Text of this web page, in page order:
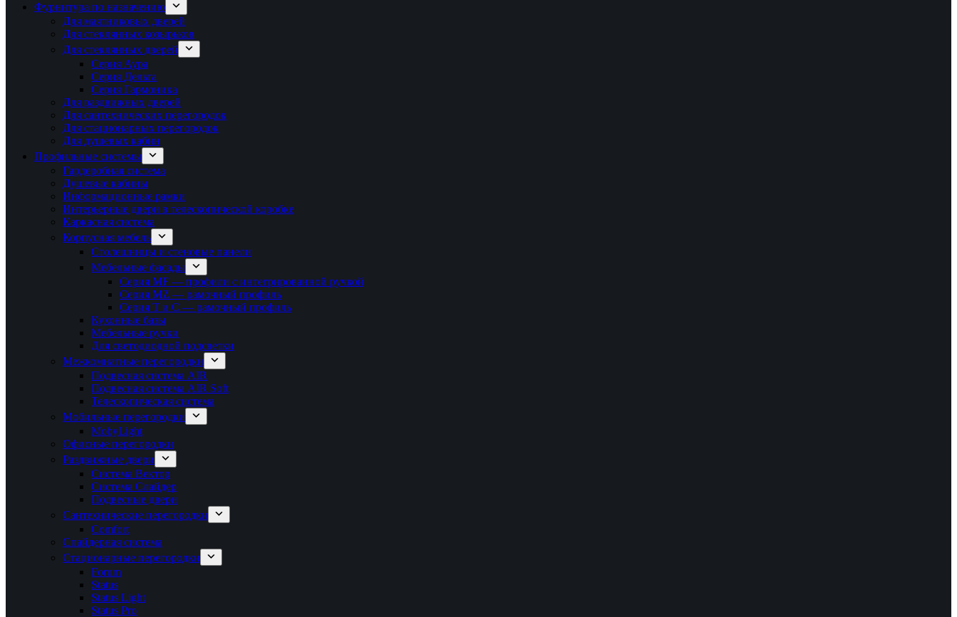
Фурнитура по назначению
Для маятниковых дверей
Для стеклянных козырьков
Для стеклянных дверей
Серия Аура
Серия Дельта
Серия Гармоника
Для раздвижных дверей
Для сантехнических перегородок
Для стационарных перегородок
Для душевых кабин
Профильные системы
Гардеробная система
Душевые кабины
Информационные рамки
Интерьерные двери в телескопической коробке
Каркасная система
Корпусная мебель
Столешницы и стеновые панели
Мебельные фасады
Серия MF — профили с интегрированной ручкой
Серия MZ — рамочный профиль
Серия T и C — рамочный профиль
Кухонные базы
Мебельные ручки
Для светодиодной подсветки
Межкомнатные перегородки
Подвесная система AIR
Подвесная система AIR Soft
Телескопическая система
Мобильные перегородки
MobyLight
Офисные перегородки
Раздвижные двери
Система Вектор
Система Слайдер
Подвесные двери
Сантехнические перегородки
Comfort
Спайдерная система
Стационарные перегородки
Forum
Status
Status Light
Status Pro